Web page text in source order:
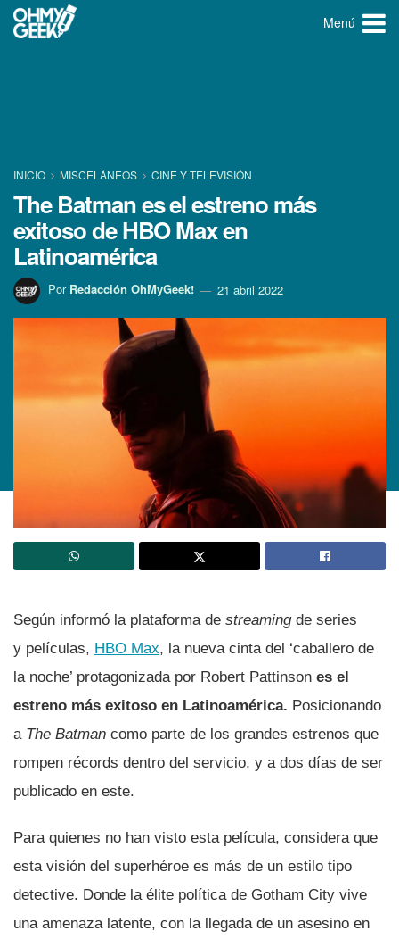
Menú
INICIO MISCELÁNEOS CINE Y TELEVISIÓN
The Batman es el estreno más
exitoso de HBO Max en
Latinoamérica
Por Redacción OhMyGeek! 21 abril 2022
Según informó la plataforma de streamingde series
y películas, HBO Max, la nueva cinta del ‘caballero de
la noche’ protagonizada por Robert Pattinson es el
estreno más exitoso en Latinoamérica. Posicionando
a The Batman como parte de los grandes estrenos que
rompen récords dentro del servicio, y a dos días de ser
publicado en este.
Para quienes no han visto esta película, considera que
esta visión del superhéroe es más de un estilo tipo
detective. Donde la élite política de Gotham City vive
una amenaza latente, con la llegada de un asesino en